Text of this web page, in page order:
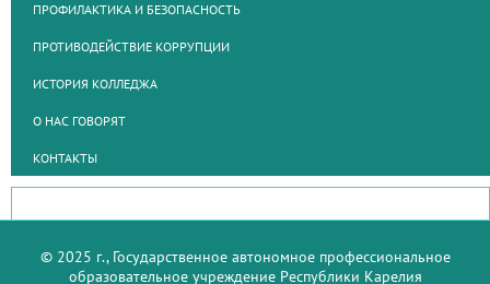
ПРОФИЛАКТИКА И БЕЗОПАСНОСТЬ
ПРОТИВОДЕЙСТВИЕ КОРРУПЦИИ
ИСТОРИЯ КОЛЛЕДЖА
О НАС ГОВОРЯТ
КОНТАКТЫ
© 2025 г., Государственное автономное профессиональное
образовательное учреждение Республики Карелия